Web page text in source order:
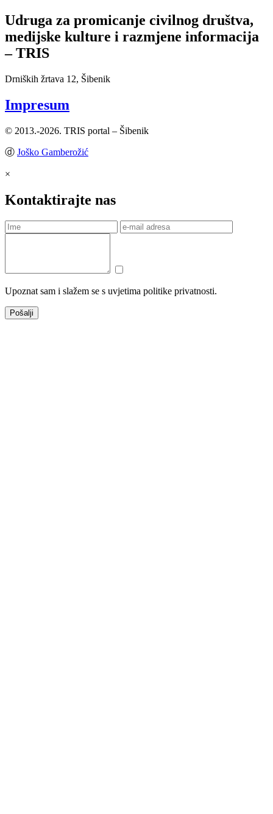
Udruga za promicanje civilnog društva,
medijske kulture i razmjene informacija
– TRIS
Drniških žrtava 12, Šibenik
Impresum
© 2013.-2026. TRIS portal – Šibenik
ⓓ Joško Gamberožić
×
Kontaktirajte nas
Upoznat sam i slažem se s uvjetima politike privatnosti.
Pošalji